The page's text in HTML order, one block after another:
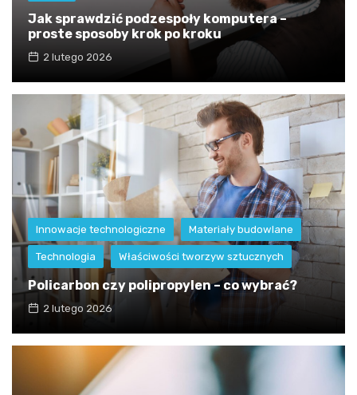
Jak sprawdzić podzespoły komputera –
proste sposoby krok po kroku
2 lutego 2026
Innowacje technologiczne Materiały budowlane
Technologia Właściwości tworzyw sztucznych
Policarbon czy polipropylen – co wybrać?
2 lutego 2026